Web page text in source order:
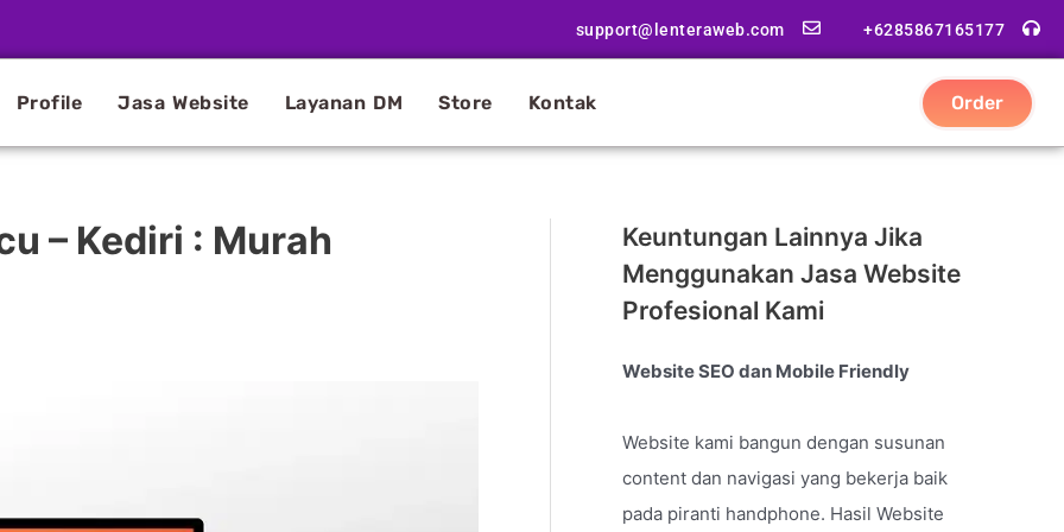
support@lenteraweb.com +6285867165177
Profile Jasa Website Layanan DM Store Kontak Order
– Kediri : Murah
Keuntungan Lainnya Jika
Menggunakan Jasa Website
Profesional Kami
Website SEO dan Mobile Friendly
Website kami bangun dengan susunan
content dan navigasi yang bekerja baik
pada piranti handphone. Hasil Website